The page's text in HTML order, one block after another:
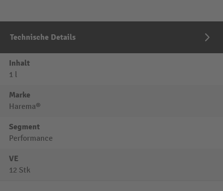
Technische Details
Inhalt
1 l
Marke
Harema®
Segment
Performance
VE
12 Stk